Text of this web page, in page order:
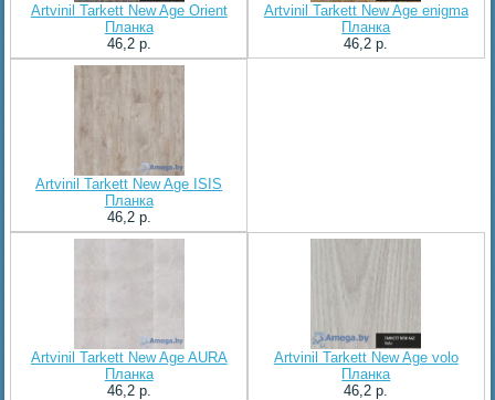
Artvinil Tarkett New Age Orient
Планка
46,2 p.
Artvinil Tarkett New Age enigma
Планка
46,2 p.
Artvinil Tarkett New Age ISIS
Планка
46,2 p.
Artvinil Tarkett New Age AURA
Планка
46,2 p.
Artvinil Tarkett New Age volo
Планка
46,2 p.